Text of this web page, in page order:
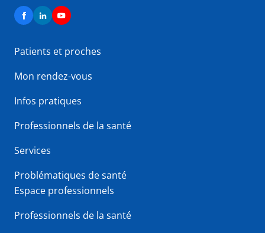
Patients et proches
Mon rendez-vous
Infos pratiques
Professionnels de la santé
Services
Problématiques de santé
Espace professionnels
Professionnels de la santé